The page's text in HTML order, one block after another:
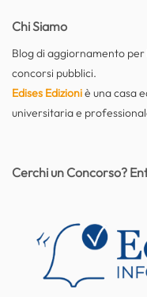
Chi Siamo
Blog di aggiornamento
concorsi pubblici.
Edises Edizioniè una casa
universitaria e
Cerchi un Concorso?